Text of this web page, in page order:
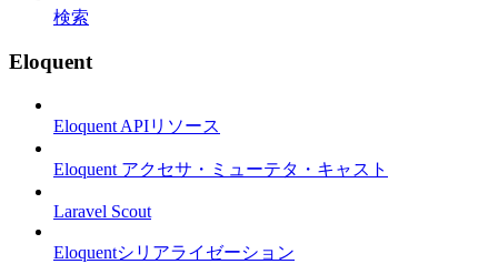
検索
Eloquent
Eloquent APIリソース
Eloquent アクセサ・ミューテタ・キャスト
Laravel Scout
Eloquentシリアライゼーション